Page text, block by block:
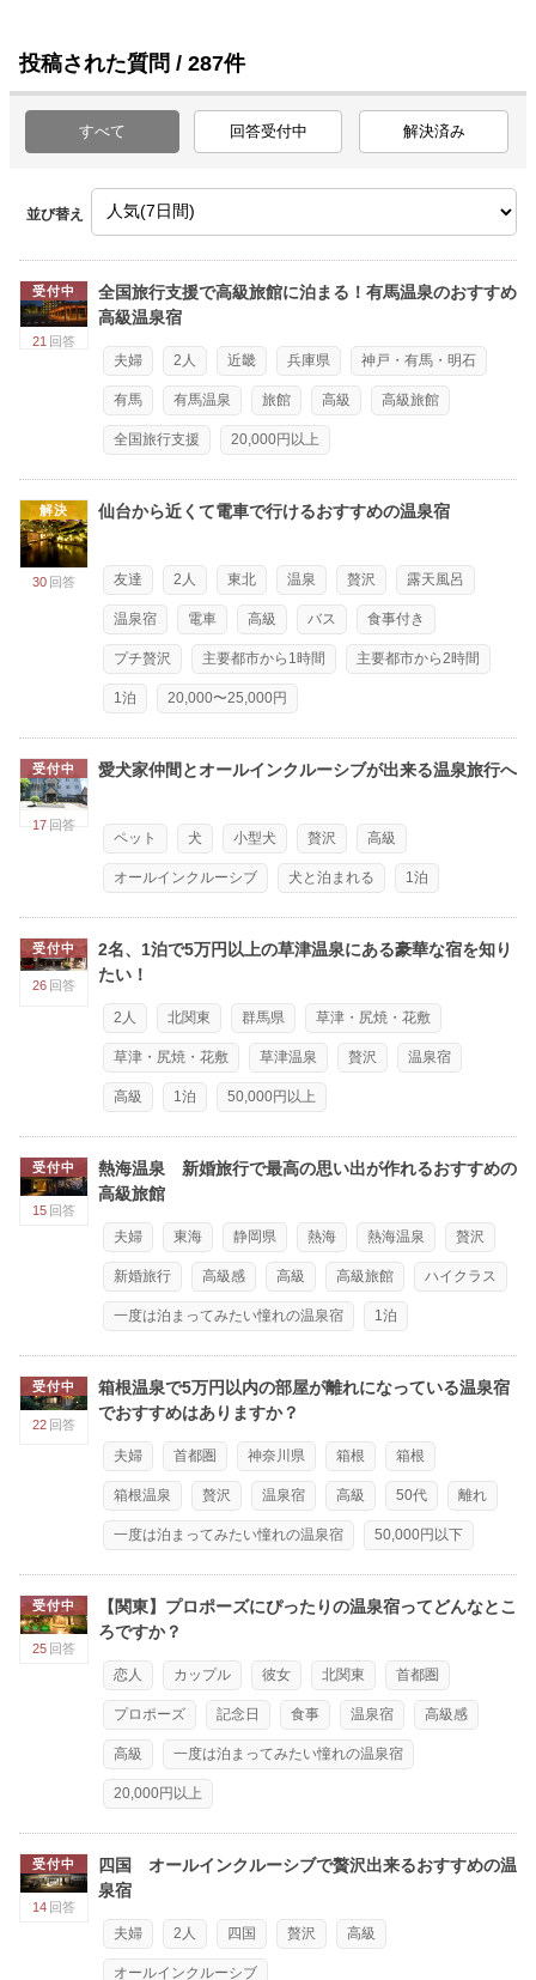
投稿された質問 / 287件
すべて 回答受付中 解決済み
並び替え
受付中
21 回答
全国旅行支援で高級旅館に泊まる！有馬温泉のおすすめ
高級温泉宿
夫婦 2人 近畿 兵庫県 神戸・有馬・明石
有馬 有馬温泉 旅館 高級 高級旅館
全国旅行支援 20,000円以上
解決
30 回答
仙台から近くて電車で行けるおすすめの温泉宿
友達 2人 東北 温泉 贅沢 露天風呂
温泉宿 電車 高級 バス 食事付き
プチ贅沢 主要都市から1時間 主要都市から2時間
1泊 20,000〜25,000円
受付中
17 回答
愛犬家仲間とオールインクルーシブが出来る温泉旅行へ
ペット 犬 小型犬 贅沢 高級
オールインクルーシブ 犬と泊まれる 1泊
受付中
26 回答
2名、1泊で5万円以上の草津温泉にある豪華な宿を知り
たい！
2人 北関東 群馬県 草津・尻焼・花敷
草津・尻焼・花敷 草津温泉 贅沢 温泉宿
高級 1泊 50,000円以上
受付中
15 回答
熱海温泉 新婚旅行で最高の思い出が作れるおすすめの
高級旅館
夫婦 東海 静岡県 熱海 熱海温泉 贅沢
新婚旅行 高級感 高級 高級旅館 ハイクラス
一度は泊まってみたい憧れの温泉宿 1泊
受付中
22 回答
箱根温泉で5万円以内の部屋が離れになっている温泉宿
でおすすめはありますか？
夫婦 首都圏 神奈川県 箱根 箱根
箱根温泉 贅沢 温泉宿 高級 50代 離れ
一度は泊まってみたい憧れの温泉宿 50,000円以下
受付中
25 回答
【関東】プロポーズにぴったりの温泉宿ってどんなとこ
ろですか？
恋人 カップル 彼女 北関東 首都圏
プロポーズ 記念日 食事 温泉宿 高級感
高級 一度は泊まってみたい憧れの温泉宿
20,000円以上
受付中
14 回答
四国 オールインクルーシブで贅沢出来るおすすめの温
泉宿
夫婦 2人 四国 贅沢 高級
オールインクルーシブ